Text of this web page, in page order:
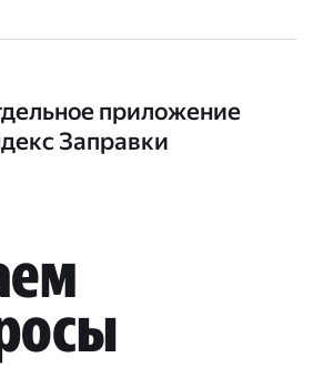
приложение
Заправки